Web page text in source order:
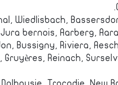
Wiedlisbach,
bernois, Aarberg,
Bussigny, Riviera,
Gruyères, Reinach,